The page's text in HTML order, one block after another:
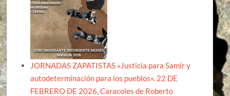
JORNADAS ZAPATISTAS «Justicia para Samir y
autodeterminación para los pueblos». 22 DE
FEBRERO DE 2026, Caracoles de Roberto